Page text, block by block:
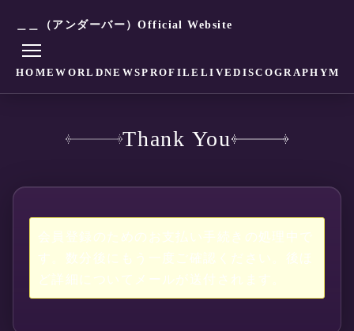
＿＿（アンダーバー）Official Website
HOMEWORLDNEWSPROFILE LIVEDISCOGRAPHY
Thank You
会員登録のためのお支払い手続きの処理中で
す。数分後にもう一度ご確認ください。後ほ
ど詳細についてメールが送付されます。